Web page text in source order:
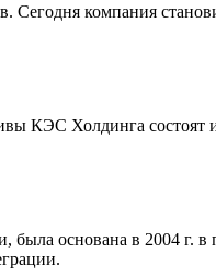
компания
КЭС Холдинга
основана в 2004 г. в